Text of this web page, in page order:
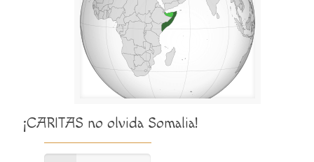
¡CARITAS no olvida Somalia!